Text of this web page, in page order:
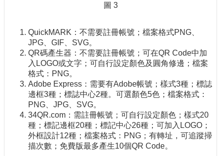
圖 3
QuickMARK：不需要註冊帳號；檔案格式PNG、
JPG、GIF、SVG。
QR碼產生器：不需要註冊帳號；可在QR Code中加
入LOGO或文字；可自行設定顏色及圓角修邊；檔案
格式：PNG。
Adobe Express：需要有Adobe帳號；樣式3種；標誌
邊框3種；標誌中心2種。可選顏色5色；檔案格式：
PNG、JPG、SVG。
34QR.com：需註冊帳號；可自行設定顏色；樣式20
種；標記邊框20種；標記中心26種；可加入LOGO；
外框設計12種；檔案格式：PNG；有轉址，可追蹤掃
描次數；免費版最多產生10個QR Code。